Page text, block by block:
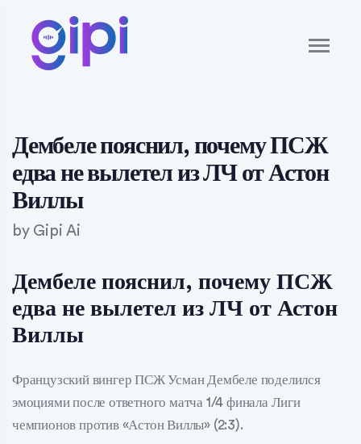
Дембеле пояснил, почему ПСЖ
едва не вылетел из ЛЧ от Астон
Виллы
by Gipi Ai
Дембеле пояснил, почему ПСЖ
едва не вылетел из ЛЧ от Астон
Виллы
Французский вингер ПСЖ Усман Дембеле поделился
эмоциями после ответного матча 1/4 финала Лиги
чемпионов против «Астон Виллы» (2:3).